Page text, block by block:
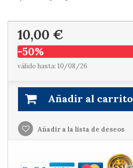
10,00 €
-50%
válido hasta: 10/08/26
Añadir al carrito
Añadir a la lista de deseos